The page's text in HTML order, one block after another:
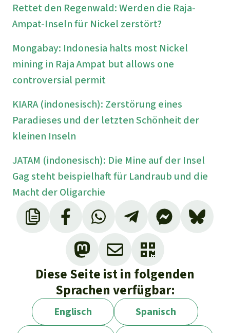
Rettet den Regenwald: Werden die Raja-
Ampat-Inseln für Nickel zerstört?
Mongabay: Indonesia halts most Nickel
mining in Raja Ampat but allows one
controversial permit
KIARA (indonesisch): Zerstörung eines
Paradieses und der letzten Schönheit der
kleinen Inseln
JATAM (indonesisch): Die Mine auf der Insel
Gag steht beispielhaft für Landraub und die
Macht der Oligarchie
Diese Seite ist in folgenden
Sprachen verfügbar:
Englisch
Spanisch